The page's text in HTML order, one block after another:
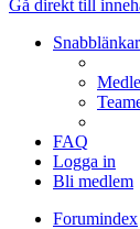
Gå direkt till
Snabblänkar
FAQ
Logga in
Bli medlem
Forumindex